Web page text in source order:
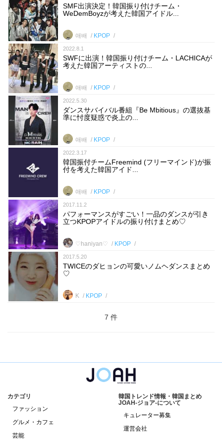
SMF出演決定！韓国振り付けチーム・
WeDemBoyzが考えた韓国アイドル...
애배 KPOP
2022.8.1
SWFに出演！韓国振り付けチーム・LACHICAが
考えた韓国アーティストの...
애배 KPOP
2022.5.30
ダンスサバイバル番組『Be Mbitious』の選抜基
準に忖度疑惑で炎上の...
애배 KPOP
2022.3.17
韓国振付チームFreemind (フリーマインド)が振
付を考えた韓国アイド...
애배 KPOP
2017.11.2
パフォーマンスがすごい！一品のダンスが引き
立つKPOPアイドルの振り付けまとめ♡
♡haniyan♡ KPOP
2017.5.20
TWICEのダヒョンの可愛いノムヘダンスまとめ
♡
K KPOP
7 件
カテゴリ
ファッション
グルメ・カフェ
芸能
韓国トレンド情報・韓国まとめ
JOAH-ジョア-について
キュレーター募集
運営会社